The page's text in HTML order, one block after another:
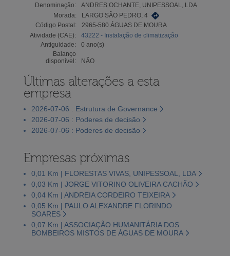
Denominação:
ANDRES OCHANTE, UNIPESSOAL, LDA
Morada:
LARGO SÃO PEDRO, 4
Código Postal:
2965-580 ÁGUAS DE MOURA
Atividade (CAE):
43222 - Instalação de climatização
Antiguidade:
0 ano(s)
Balanço
disponível:
NÃO
Últimas alterações a esta
empresa
2026-07-06 : Estrutura de Governance
2026-07-06 : Poderes de decisão
2026-07-06 : Poderes de decisão
Empresas próximas
0,01 Km | FLORESTAS VIVAS, UNIPESSOAL, LDA
0,03 Km | JORGE VITORINO OLIVEIRA CACHÃO
0,04 Km | ANDREIA CORDEIRO TEIXEIRA
0,05 Km | PAULO ALEXANDRE FLORINDO
SOARES
0,07 Km | ASSOCIAÇÃO HUMANITÁRIA DOS
BOMBEIROS MISTOS DE ÁGUAS DE MOURA